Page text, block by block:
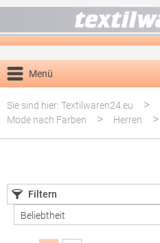
Menü
Sie sind hier: Textilwaren24.eu
>
Mode nach Farben > Herren >
Filtern